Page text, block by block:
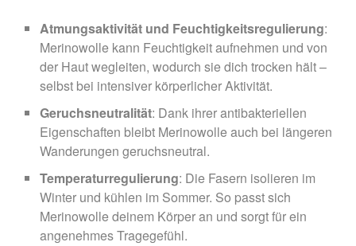
Atmungsaktivität und Feuchtigkeitsregulierung:
Merinowolle kann Feuchtigkeit aufnehmen und von
der Haut wegleiten, wodurch sie dich trocken hält –
selbst bei intensiver körperlicher Aktivität.
Geruchsneutralität: Dank ihrer antibakteriellen
Eigenschaften bleibt Merinowolle auch bei längeren
Wanderungen geruchsneutral.
Temperaturregulierung: Die Fasern isolieren im
Winter und kühlen im Sommer. So passt sich
Merinowolle deinem Körper an und sorgt für ein
angenehmes Tragegefühl.